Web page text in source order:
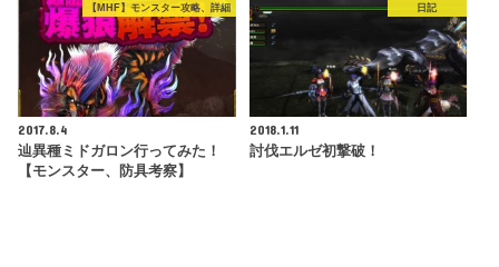
【MHF】モンスター攻略、詳細
2017.8.4
辿異種ミドガロン行ってみた！
【モンスター、防具考察】
日記
2018.1.11
討伐エルゼ初撃破！